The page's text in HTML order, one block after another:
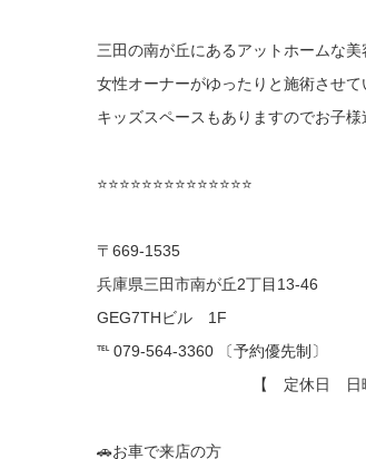
三田の南が丘にあるアットホームな
女性オーナーがゆったりと施術させて
キッズスペースもありますのでお子様
⭐️⭐️⭐️⭐️⭐️⭐️⭐️⭐️⭐️⭐️⭐️⭐️⭐️⭐️
〒669-1535
兵庫県三田市南が丘2丁目13-46
GEG7THビル 1F
℡ 079-564-3360 〔予約優先制〕
【 定休日 日曜日
🚗お車で来店の方